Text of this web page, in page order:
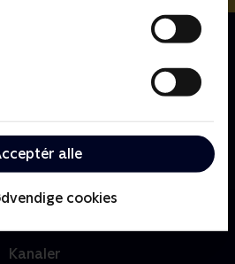
alle
cookies
Bæltetasken ofte får Bertil i
ham også ud af
sin egen brevkasse, hvor han
Kanaler